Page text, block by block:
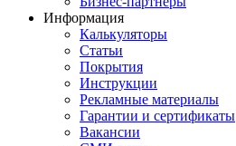
Информация
Калькуляторы
Статьи
Покрытия
Инструкции
Рекламные материалы
Гарантии и сертификаты
Вакансии